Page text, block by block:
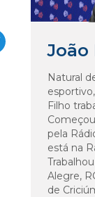
João
Natural
Filho
pela
está na
Alegre,
de